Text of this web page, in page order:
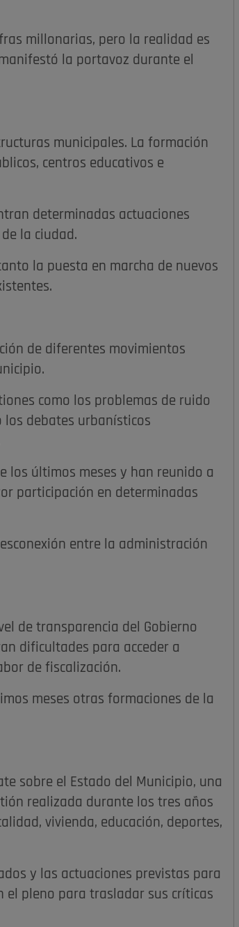
millonarias, pero la realidad es
la portavoz durante el
municipales. La formación
centros educativos e
determinadas actuaciones
la ciudad.
la puesta en marcha de nuevos
de diferentes movimientos
como los problemas de ruido
los debates urbanísticos
los últimos meses y han reunido a
participación en determinadas
entre la administración
de transparencia del Gobierno
dificultades para acceder a
de fiscalización.
meses otras formaciones de la
sobre el Estado del Municipio, una
realizada durante los tres años
vivienda, educación, deportes,
y las actuaciones previstas para
el pleno para trasladar sus críticas